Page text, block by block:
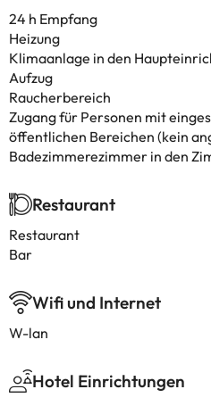
24 h Empfang
Heizung
Klimaanlage in den
Aufzug
Raucherbereich
Zugang für Personen mit
öffentlichen Bereichen (kein
Badezimmerezimmer in den
Restaurant
Restaurant
Bar
Wifi und Internet
W-lan
Hotel Einrichtungen